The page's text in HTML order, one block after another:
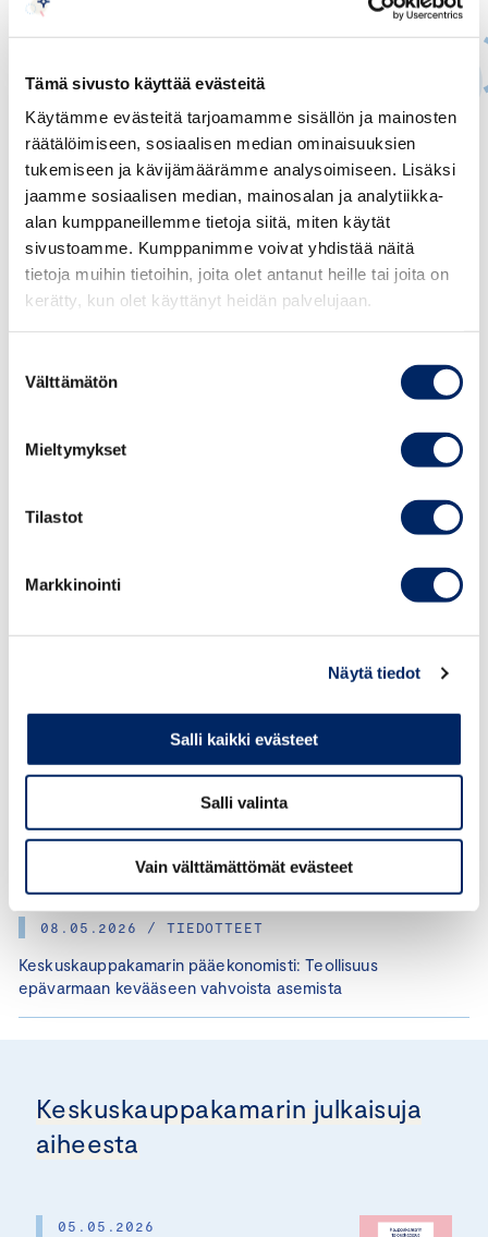
Tämä sivusto käyttää evästeitä
Käytämme evästeitä tarjoamamme sisällön ja mainosten
räätälöimiseen, sosiaalisen median ominaisuuksien
tukemiseen ja kävijämäärämme analysoimiseen. Lisäksi
jaamme sosiaalisen median, mainosalan ja analytiikka-
alan kumppaneillemme tietoja siitä, miten käytät
sivustoamme. Kumppanimme voivat yhdistää näitä
tietoja muihin tietoihin, joita olet antanut heille tai joita on
kerätty, kun olet käyttänyt heidän palvelujaan.
valinta
Välttämätön
Mieltymykset
Tilastot
Markkinointi
Näytä tiedot
Salli kaikki evästeet
Salli valinta
Vain välttämättömät evästeet
kasvuala Suomelle – Nato-kilpailutuskelpoisuuksista
Keskuskauppakamarin pääekonomisti:
Bruttokansantuote päihitti epäilijät
27.05.2026 / TIEDOTTEET
Keskuskauppakamarin pääekonomisti: Työmarkkinoilla ei
merkkejä paremmasta
08.05.2026 / TIEDOTTEET
Keskuskauppakamarin pääekonomisti: Teollisuus
epävarmaan kevääseen vahvoista asemista
Jukka Appelqvist
PÄÄEKONOMISTI
jukka.appelqvist@chamber.fi
+358 44 263 1051
Keskuskauppakamarin julkaisuja
aiheesta
05.05.2026